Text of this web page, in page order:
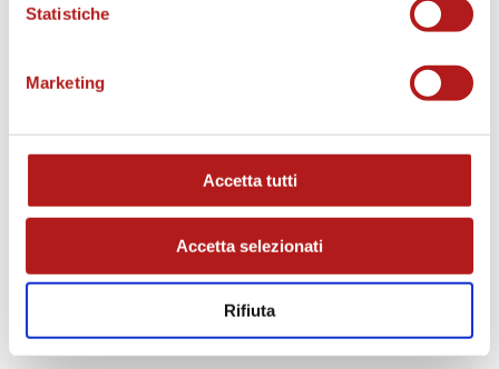
Statistiche
Marketing
Accetta tutti
Accetta selezionati
Rifiuta